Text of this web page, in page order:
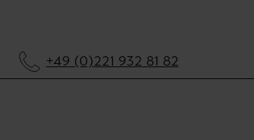
+49 (0)221 932 81 82